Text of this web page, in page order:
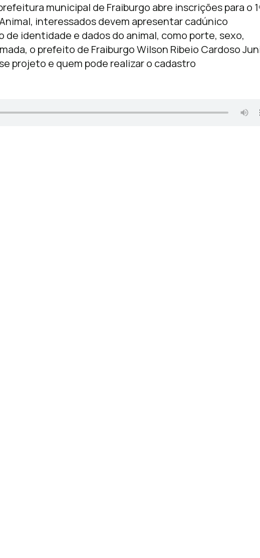
municipal de Fraiburgo abre inscrições para o
interessados devem apresentar cadúnico
identidade e dados do animal, como porte, sexo,
o prefeito de Fraiburgo Wilson Ribeio Cardoso
projeto e quem pode realizar o cadastro